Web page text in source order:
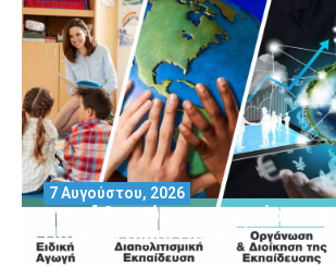
Μοριοδοτούμενα Σεμινάρια
Πανεπιστήμιο Πειραιά
7 Αυγούστου, 2026